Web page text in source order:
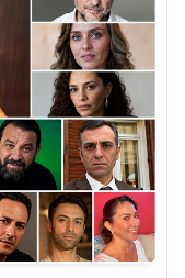
yer
noter
ve organik
Yıldırım,